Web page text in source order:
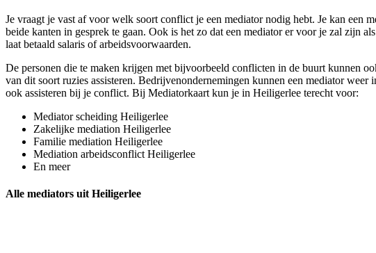
Je vraagt je vast af voor welk soort conflict je een mediator nodig hebt. Je kan een
beide kanten in gesprek te gaan. Ook is het zo dat een mediator er voor je zal zijn
laat betaald salaris of arbeidsvoorwaarden.
De personen die te maken krijgen met bijvoorbeeld conflicten in de buurt kunnen
van dit soort ruzies assisteren. Bedrijvenondernemingen kunnen een mediator
ook assisteren bij je conflict. Bij Mediatorkaart kun je in Heiligerlee terecht voor:
Mediator scheiding Heiligerlee
Zakelijke mediation Heiligerlee
Familie mediation Heiligerlee
Mediation arbeidsconflict Heiligerlee
En meer
Alle mediators uit Heiligerlee